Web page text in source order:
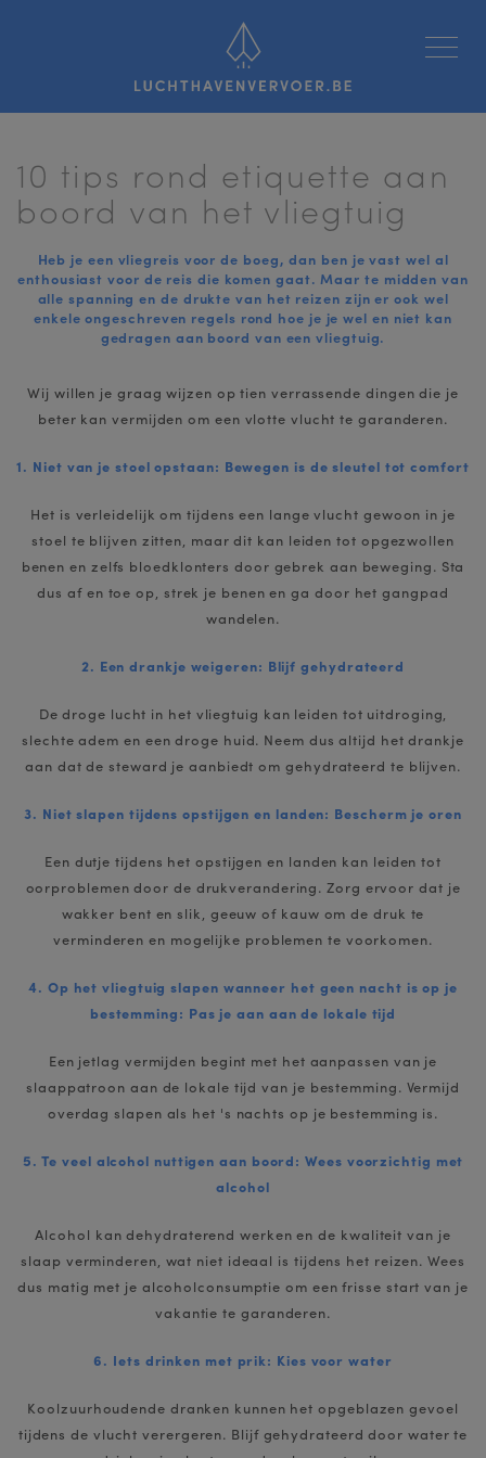
Luchthavenvervoer
10 tips rond etiquette aan
boord van het vliegtuig
Heb je een vliegreis voor de boeg, dan ben je vast wel al
enthousiast voor de reis die komen gaat. Maar te midden van
alle spanning en de drukte van het reizen zijn er ook wel
enkele ongeschreven regels rond hoe je je wel en niet kan
gedragen aan boord van een vliegtuig.
Wij willen je graag wijzen op tien verrassende dingen die je
beter kan vermijden om een vlotte vlucht te garanderen.
1. Niet van je stoel opstaan: Bewegen is de sleutel tot comfort
Het is verleidelijk om tijdens een lange vlucht gewoon in je
stoel te blijven zitten, maar dit kan leiden tot opgezwollen
benen en zelfs bloedklonters door gebrek aan beweging. Sta
dus af en toe op, strek je benen en ga door het gangpad
wandelen.
2. Een drankje weigeren: Blijf gehydrateerd
De droge lucht in het vliegtuig kan leiden tot uitdroging,
slechte adem en een droge huid. Neem dus altijd het drankje
aan dat de steward je aanbiedt om gehydrateerd te blijven.
3. Niet slapen tijdens opstijgen en landen: Bescherm je oren
Een dutje tijdens het opstijgen en landen kan leiden tot
oorproblemen door de drukverandering. Zorg ervoor dat je
wakker bent en slik, geeuw of kauw om de druk te
verminderen en mogelijke problemen te voorkomen.
4. Op het vliegtuig slapen wanneer het geen nacht is op je
bestemming: Pas je aan aan de lokale tijd
Een jetlag vermijden begint met het aanpassen van je
slaappatroon aan de lokale tijd van je bestemming. Vermijd
overdag slapen als het 's nachts op je bestemming is.
5. Te veel alcohol nuttigen aan boord: Wees voorzichtig met
alcohol
Alcohol kan dehydraterend werken en de kwaliteit van je
slaap verminderen, wat niet ideaal is tijdens het reizen. Wees
dus matig met je alcoholconsumptie om een frisse start van je
vakantie te garanderen.
6. Iets drinken met prik: Kies voor water
Koolzuurhoudende dranken kunnen het opgeblazen gevoel
tijdens de vlucht verergeren. Blijf gehydrateerd door water te